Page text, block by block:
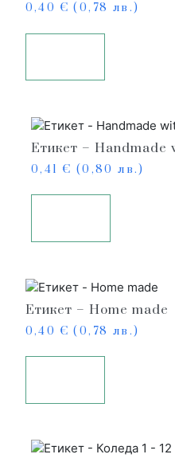
0,40€ (0,78 лв.)
Етикет – Handmade
0,41€ (0,80 лв.)
Етикет – Home made
0,40€ (0,78 лв.)